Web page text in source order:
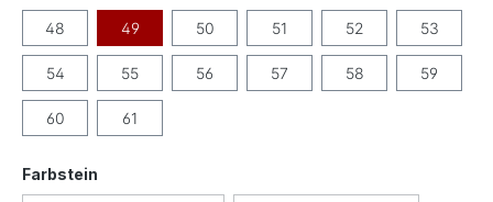
48 49 50 51 52 53
54 55 56 57 58 59
60 61
Farbstein